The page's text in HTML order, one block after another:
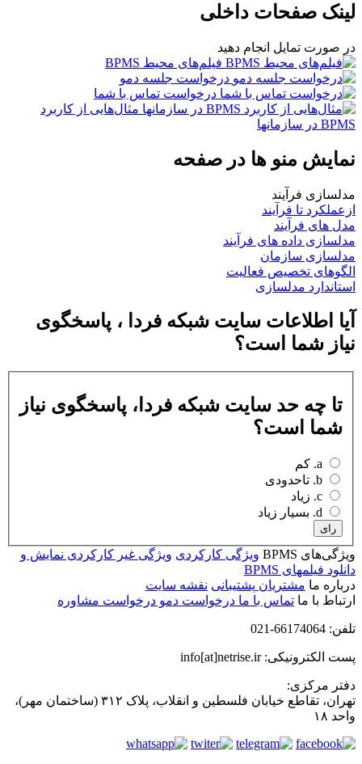
لینک صفحات داخلی
در صورت تمایل انجام دهید
فیلم‌های محیط BPMS
درخواست جلسه دمو
درخواست تماس با شما
مثال‌هایی از کاربرد
BPMS در سازمانها
نمایش منو ها در صفحه
مدلسازی فرآیند
ازعملکرد تا فرآیند
مدل های فرآیند
مدلسازی داده های فرآیند
مدلسازی سازمان
الگوهای تخصیص فعالیت
استاندارد مدلسازی
آیا اطلاعات سایت شبکه فردا ، پاسخگوی
نیاز شما است؟
تا چه حد سایت شبکه فردا، پاسخگوی نیاز
شما است؟
رای
ویژگی‌های BPMS ویژگی کارکردی ویژگی غیر کارکردی نمایش و
دانلود فیلمهای BPMS
درباره ما مشتریان پشتیبانی نقشه سایت
ارتباط با ما تماس با ما درخواست دمو درخواست مشاوره
تلفن: 66174064-021
پست الکترونیکی: info[at]netrise.ir
دفتر مرکزی:
تهران، تقاطع خیابان فلسطین و انقلاب، پلاک ۳۱۲ (ساختمان مهر)،
واحد ۱۸